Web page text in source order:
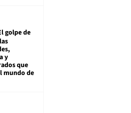
golpe de
y
que
mundo de